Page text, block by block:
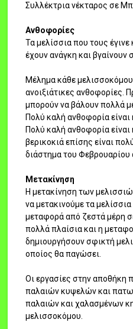
Συλλέκτρια νέκταρος σε
Ανθοφορίες
Τα μελίσσια που τους
έχουν ανάγκη και
Μέλημα κάθε
ανοιξιάτικες ανθοφορίες.
μπορούν να βάλουν πολλά
Πολύ καλή ανθοφορία
Πολύ καλή ανθοφορία
βερικοκιά επίσης είναι
διάστημα του Φεβρουαρίου
Μετακίνηση
Η μετακίνηση των
να μετακινούμε τα
μεταφορά από ζεστά μέρη
πολλά πλαίσια και η
δημιουργήσουν σφικτή
οποίος θα παγώσει.
Οι εργασίες στην αποθήκη
παλαιών κυψελών και
παλαιών και χαλασμένων
μελισσοκόμου.